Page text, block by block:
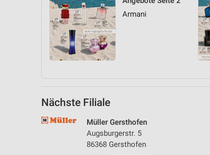
Armani
Nächste Filiale
Müller Gersthofen
Augsburgerstr. 5
86368 Gersthofen